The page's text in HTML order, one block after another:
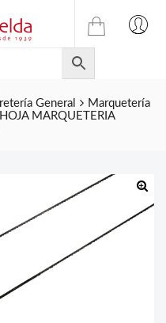
TIENDA
ONLINE
DE
JULIAN
CELDA
General
Marquetería
MARQUETERIA
🔍